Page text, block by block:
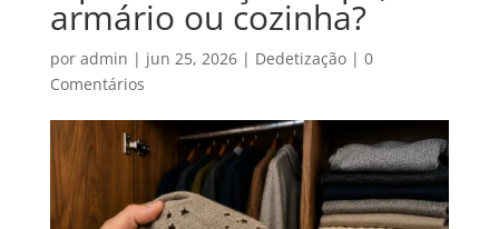
armário ou cozinha?
por admin | jun 25, 2026| Dedetização| 0
Comentários